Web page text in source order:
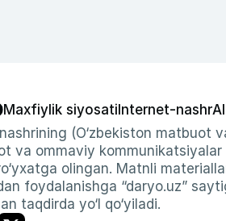
Maxfiylik siyosati Internet-nashr
(O‘zbekiston matbuot
va ommaviy
olingan. Matnli
foydalanishga “daryo.uz”
taqdirda yo‘l qo‘yiladi.